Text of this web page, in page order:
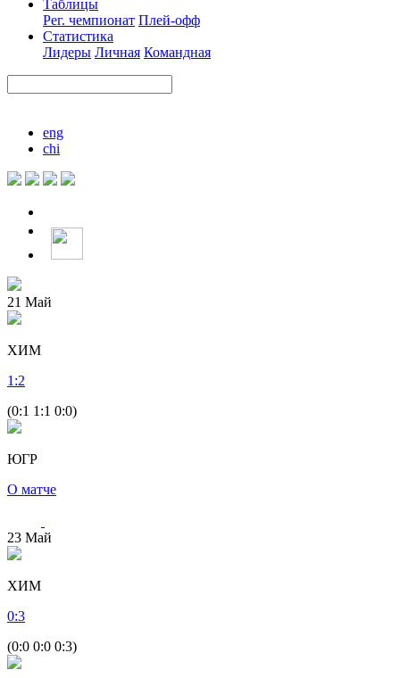
Таблицы
Рег. чемпионат Плей-офф
Статистика
Лидеры Личная Командная
eng
chi
21 Май
ХИМ
1 :2
(0:1 1:1 0:0)
ЮГР
О матче
23 Май
ХИМ
0:3
(0:0 0:0 0:3)